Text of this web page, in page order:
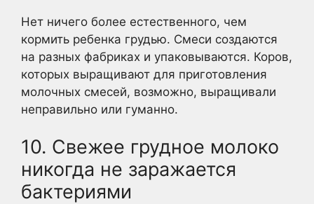
Нет ничего более естественного, чем
кормить ребенка грудью. Смеси создаются
на разных фабриках и упаковываются. Коров,
которых выращивают для приготовления
молочных смесей, возможно, выращивали
неправильно или гуманно.
10. Свежее грудное молоко
никогда не заражается
бактериями